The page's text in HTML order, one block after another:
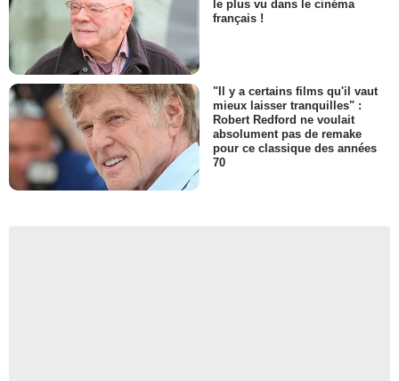
le plus vu dans le cinéma
français !
"Il y a certains films qu'il vaut
mieux laisser tranquilles" :
Robert Redford ne voulait
absolument pas de remake
pour ce classique des années
70